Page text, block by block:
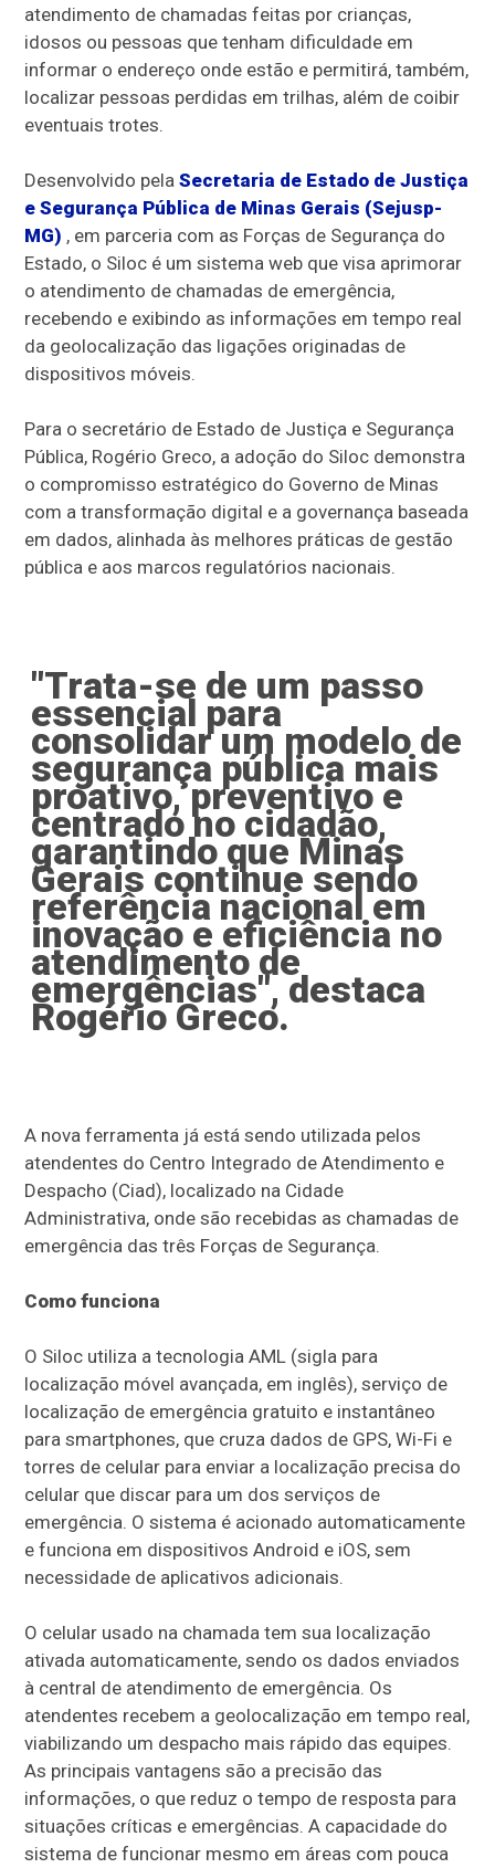
atendimento de chamadas feitas por crianças,
idosos ou pessoas que tenham dificuldade em
informar o endereço onde estão e permitirá, também,
localizar pessoas perdidas em trilhas, além de coibir
eventuais trotes.
Desenvolvido pelaSecretaria de Estado de Justiça
e Segurança Pública de Minas Gerais (Sejusp-
MG) , em parceria com as Forças de Segurança do
Estado, o Siloc é um sistema web que visa aprimorar
o atendimento de chamadas de emergência,
recebendo e exibindo as informações em tempo real
da geolocalização das ligações originadas de
dispositivos móveis.
Para o secretário de Estado de Justiça e Segurança
Pública, Rogério Greco, a adoção do Siloc demonstra
o compromisso estratégico do Governo de Minas
com a transformação digital e a governança baseada
em dados, alinhada às melhores práticas de gestão
pública e aos marcos regulatórios nacionais.
"Trata-se de um passo
essencial para
consolidar um modelo de
segurança pública mais
proativo, preventivo e
centrado no cidadão,
garantindo que Minas
Gerais continue sendo
referência nacional em
inovação e eficiência no
atendimento de
emergências", destaca
Rogério Greco.
A nova ferramenta já está sendo utilizada pelos
atendentes do Centro Integrado de Atendimento e
Despacho (Ciad), localizado na Cidade
Administrativa, onde são recebidas as chamadas de
emergência das três Forças de Segurança.
Como funciona
O Siloc utiliza a tecnologia AML (sigla para
localização móvel avançada, em inglês), serviço de
localização de emergência gratuito e instantâneo
para smartphones, que cruza dados de GPS, Wi-Fi e
torres de celular para enviar a localização precisa do
celular que discar para um dos serviços de
emergência. O sistema é acionado automaticamente
e funciona em dispositivos Android e iOS, sem
necessidade de aplicativos adicionais.
O celular usado na chamada tem sua localização
ativada automaticamente, sendo os dados enviados
à central de atendimento de emergência. Os
atendentes recebem a geolocalização em tempo real,
viabilizando um despacho mais rápido das equipes.
As principais vantagens são a precisão das
informações, o que reduz o tempo de resposta para
situações críticas e emergências. A capacidade do
sistema de funcionar mesmo em áreas com pouca